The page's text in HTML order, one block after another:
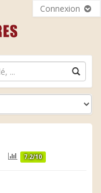
Connexion
7.2/10